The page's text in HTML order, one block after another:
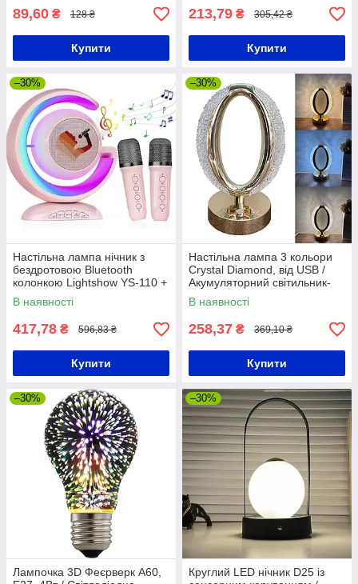
89,60 ₴ 128 ₴
Купити
213,79 ₴ 305,42 ₴
Купити
–30%
Настільна лампа нічник з
бездротовою Bluetooth
колонкою Lightshow YS-110 +
2 мікрофони / Колонка /
Лампа
В наявності
417,78 ₴ 596,83 ₴
Купити
–30%
Настільна лампа 3 кольори
Crystal Diamond, від USB /
Акумуляторний світильник-
нічник з сенсорним
перемикачем
В наявності
258,37 ₴ 369,10 ₴
Купити
–30%
Лампочка 3D Феєрверк A60,
–30%
Круглий LED нічник D25 із